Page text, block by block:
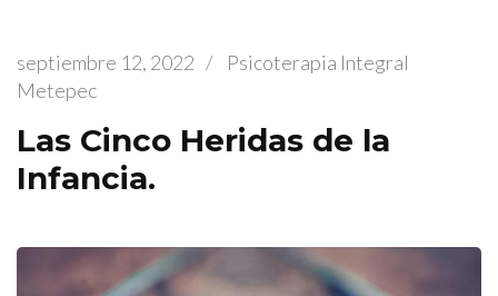
septiembre 12, 2022 /
Psicoterapia Integral
Metepec
Las Cinco Heridas de la
Infancia.